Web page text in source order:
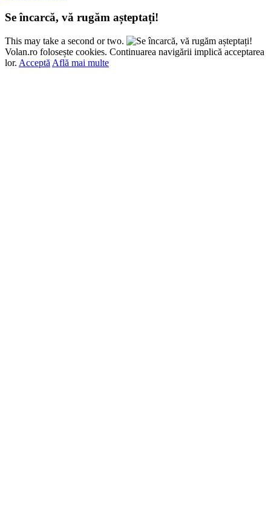
Se încarcă, vă rugăm așteptați!
This may take a second or two.
Volan.ro folosește cookies. Continuarea navigării implică acceptarea
lor. Acceptă Află mai multe